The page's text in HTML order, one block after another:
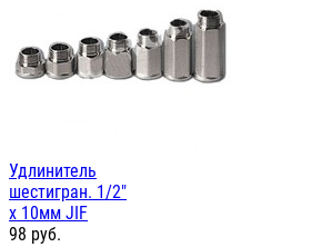
Удлинитель
шестигран. 1/2"
х 10мм JIF
98 руб.